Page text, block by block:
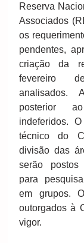
Reserva
Associados
os
pendentes,
criação da
fevereiro
analisados.
posterior
indeferidos.
técnico do
divisão das
serão postos
para
em grupos.
outorgados à
vigor.